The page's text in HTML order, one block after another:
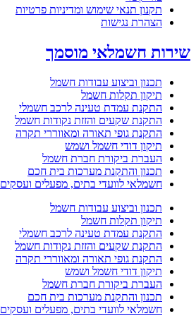
תקנון תנאי שימוש ומדיניות פרטיות
הצהרת נגישות
שירות חשמלאי מוסמך
תכנון וביצוע עבודות חשמל
תיקון תקלות חשמל
התקנת עמדת טעינה לרכב חשמלי
התקנת שקעים והזזת נקודות חשמל
התקנת גופי תאורה ומאווררי תקרה
תיקון דודי חשמל ושמש
העברת ביקורת חברת חשמל
תכנון והתקנת מערכות בית חכם
חשמלאי לוועדי בתים, מפעלים ועסקים
תכנון וביצוע עבודות חשמל
תיקון תקלות חשמל
התקנת עמדת טעינה לרכב חשמלי
התקנת שקעים והזזת נקודות חשמל
התקנת גופי תאורה ומאווררי תקרה
תיקון דודי חשמל ושמש
העברת ביקורת חברת חשמל
תכנון והתקנת מערכות בית חכם
חשמלאי לוועדי בתים, מפעלים ועסקים